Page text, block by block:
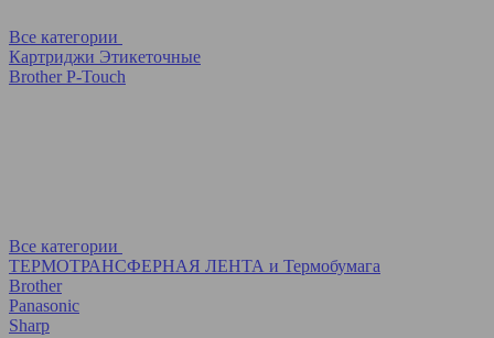
Все категории
Картриджи Этикеточные
Brother P-Touch
Все категории
ТЕРМОТРАНСФЕРНАЯ ЛЕНТА и Термобумага
Brother
Panasonic
Sharp